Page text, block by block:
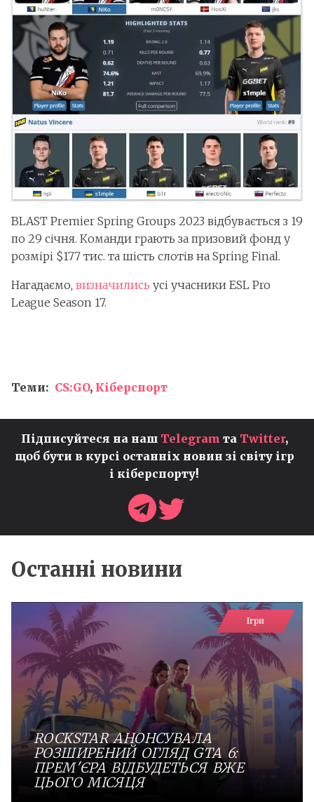
BLAST Premier Spring Groups 2023 відбувається з 19
по 29 січня. Команди грають за призовий фонд у
розмірі $177 тис. та шість слотів на Spring Final.
Нагадаємо, визначились усі учасники ESL Pro
League Season 17.
Теми: CS:GO, Кіберспорт
Підписуйтеся на наш Telegram та Twitter,
щоб бути в курсі останніх новин зі світу ігр
і кіберспорту!
Останні новини
Ігри
ROCKSTAR АНОНСУВАЛА
РОЗШИРЕНИЙ ОГЛЯД GTA 6:
ПРЕМ'ЄРА ВІДБУДЕТЬСЯ ВЖЕ
ЦЬОГО МІСЯЦЯ